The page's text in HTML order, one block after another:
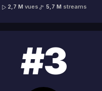
2,7 M vues 5,7 M streams
#3